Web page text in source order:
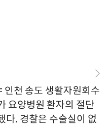
천 송도 생활자원회수
요양병원 환자의 절단
다. 경찰은 수술실이 없